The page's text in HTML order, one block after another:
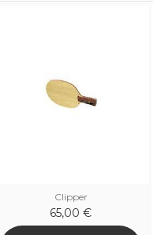
Clipper
65,00 €